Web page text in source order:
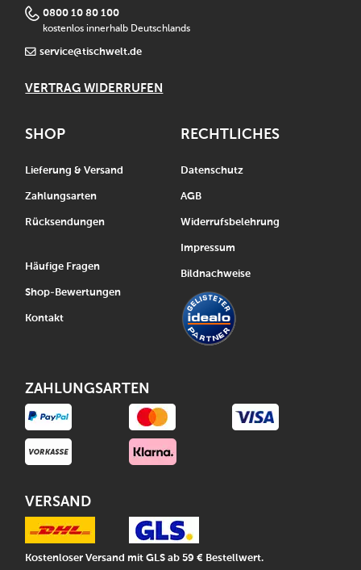
0800 10 80 100
kostenlos innerhalb Deutschlands
service@tischwelt.de
VERTRAG WIDERRUFEN
SHOP
Lieferung & Versand
Zahlungsarten
Rücksendungen
Häufige Fragen
Shop-Bewertungen
Kontakt
RECHTLICHES
Datenschutz
AGB
Widerrufsbelehrung
Impressum
Bildnachweise
ZAHLUNGSARTEN
VERSAND
Kostenloser Versand mit GLS ab 59 € Bestellwert.